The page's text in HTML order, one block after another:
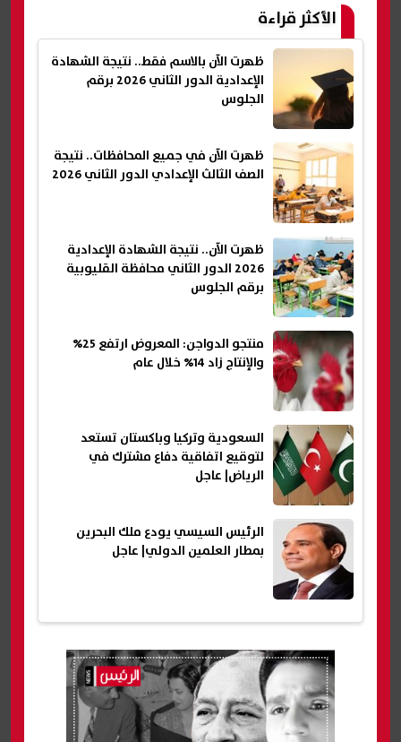
الأكثر قراءة
ظهرت الآن بالاسم فقط.. نتيجة الشهادة
الإعدادية الدور الثاني 2026 برقم
الجلوس
ظهرت الآن في جميع المحافظات.. نتيجة
الصف الثالث الإعدادي الدور الثاني 2026
ظهرت الآن.. نتيجة الشهادة الإعدادية
2026 الدور الثاني محافظة القليوبية
برقم الجلوس
منتجو الدواجن: المعروض ارتفع 25%
والإنتاج زاد 14% خلال عام
السعودية وتركيا وباكستان تستعد
لتوقيع اتفاقية دفاع مشترك في
الرياض| عاجل
الرئيس السيسي يودع ملك البحرين
بمطار العلمين الدولي| عاجل